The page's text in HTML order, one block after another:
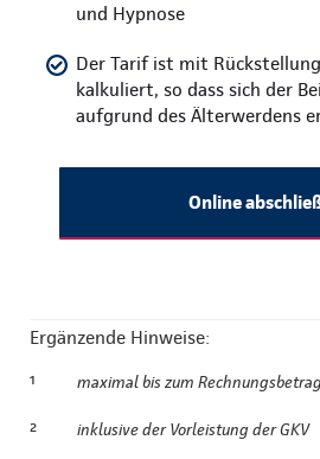
und Hypnose
Der Tarif ist mit
kalkuliert, so dass sich der
aufgrund des Älterwerdens
Online
Ergänzende Hinweise:
¹ maximal bis zum Rechnungsbetrag
² inklusive der Vorleistung der GKV